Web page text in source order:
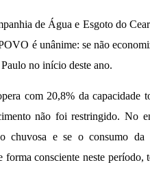
de Água e Esgoto do
é unânime: se não
no início deste ano.
com 20,8% da capacidade
não foi restringido. No
chuvosa e se o consumo
consciente neste período,